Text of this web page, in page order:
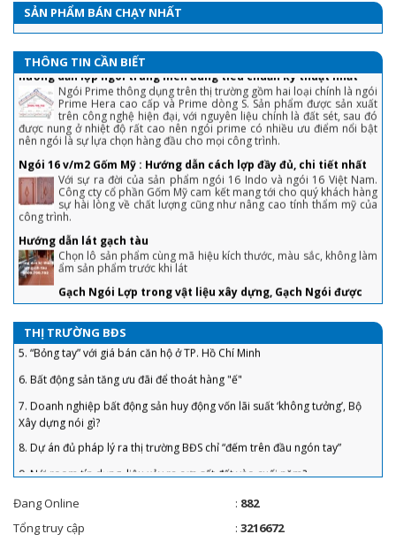
SẢN PHẨM BÁN CHẠY NHẤT
THÔNG TIN CẦN BIẾT
hướng dẫn lợp ngói tráng men đúng tiêu chuẩn kỹ thuật nhất
Ngói Prime thông dụng trên thị trường gồm hai loại chính là ngói
Prime Hera cao cấp và Prime dòng S. Sản phẩm được sản xuất
trên công nghệ hiện đại, với nguyên liệu chính là đất sét, sau đó
được nung ở nhiệt độ rất cao nên ngói prime có nhiều ưu điểm nổi bật
nên ngói là sự lựa chọn hàng đầu cho mọi công trình.
Ngói 16 v/m2 Gốm Mỹ : Hướng dẫn cách lợp đầy đủ, chi tiết nhất
Với sự ra đời của sản phẩm ngói 16 Indo và ngói 16 Việt Nam.
Công cty cổ phần Gốm Mỹ cam kết mang tới cho quý khách hàng
sự hài lòng về chất lượng cũng như nâng cao tính thẩm mỹ của
công trình.
Hướng dẫn lát gạch tàu
Chọn lô sản phẩm cùng mã hiệu kích thước, màu sắc, không làm
ẩm sản phẩm trước khi lát
Gạch Ngói Lợp trong vật liệu xây dựng, Gạch Ngói được
làm bằng gì? Bảng giá gạch ngói
Gạch ngói trong vật liệu xây dựng .Ngói là loại vật liệu xây dựng
theo cách thức chế tạo, phương pháp sản xuất, nguyên liệu
công nghệ sản xuất hoặc phạm vi sử dụng để có thể phân thành nhiều
loại và tên gọi khác nhau.
Hướng dẫn đầy đủ chi tiết kỹ thuật lợp ngói chuyên nghiệp nhất
Mái nhà là bộ phận quan trọng, được nhiều người quan tâm và
lưu ý khi thiết kế, thi công nhà ở. Để phát huy hết tính năng của
Độ dốc mái ngói thường lớn hơn so với mái tôn và các loại mái
sao? Mời bạn tham khảo trong bài viết dưới đây.
HƯỚNG DẪN CÁCH TÍNH DIỆN TÍCH MÁI NGÓI ĐƠN GIẢN VÀ CHÍNH
THỊ TRƯỜNG BĐS
1. Chiêu tránh sập bẫy khi mua nhà lần đầu tiết kiệm cả đống tiền
2. Tuyệt chiêu trả giá nhà đất, mua 'hời' ăn lộc trăm triệu
3. Chiêu bán nhà không cần qua môi giới, khách tranh hỏi được giá 'chốt'
nhanh
4. Sai lầm để đời khiến người vay tiền ngân hàng mua nhà phải “gánh nợ”
5. “Bỏng tay” với giá bán căn hộ ở TP. Hồ Chí Minh
6. Bất động sản tăng ưu đãi để thoát hàng "ế"
7. Doanh nghiệp bất động sản huy động vốn lãi suất ‘không tưởng’, Bộ
Xây dựng nói gì?
8. Dự án đủ pháp lý ra thị trường BĐS chỉ “đếm trên đầu ngón tay”
9. Nới room tín dụng, liệu xảy ra cơn sốt đất vào cuối năm?
10. Giá chung cư tăng cao, đất nền èo uột: Nên đổ tiền đầu tư vào đâu?
11. Tồn Kho Bất Động Sản Lớn
12. Nhà chung cư đang bị “thổi giá”?
Đang Online : 882
Tổng truy cập
: 3216672